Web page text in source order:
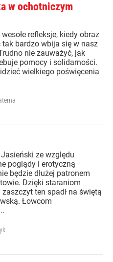
w ochotniczym
refleksje, kiedy obraz
tak bardzo wbija się w nasz
nie zauważyć, jak
pomocy i solidarności.
wielkiego poświęcenia
Jasieński ze względu
poglądy i erotyczną
będzie dłużej patronem
Dzięki staraniom
zaszczyt ten spadł na świętą
Łowcom